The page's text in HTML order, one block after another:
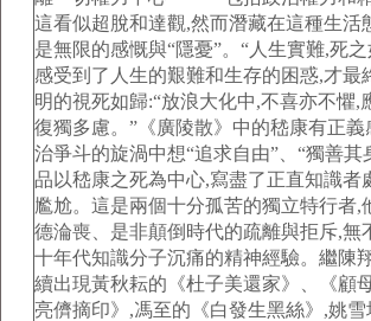
這看似超脫和達觀,然而潛藏在這種生活
是無限的感慨與“隱憂”。“人生實難,死
感受到了人生的艱難和生存的困惑,才最
明的視死如歸:“放浪大化中,不喜亦不懼,
復獨多慮。”《廣陵散》中的嵇康有正義
治爭斗的旋渦中想“追求自由”、“獨善其
品以嵇康之死為中心,寫盡了正直知識者
尷尬。這是兩個十分孤苦的獨立特行者,
德淪喪、是非顛倒時代的疏離與拒斥,無
十年代知識分子沉痛的精神經驗。繼陳
續出現黃秋耘的《杜子美還家》、《顧
亮儕摘印》,馮至的《白發生黑絲》,姚